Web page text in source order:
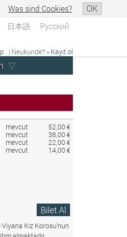
Was sind Cookies? OK
日本語 Русский
| Neukunde? » Kayıt ol
mevcut
52,00 €
mevcut
38,00 €
mevcut
22,00 €
mevcut
14,00 €
Bilet Al
Kız Korosu’nun